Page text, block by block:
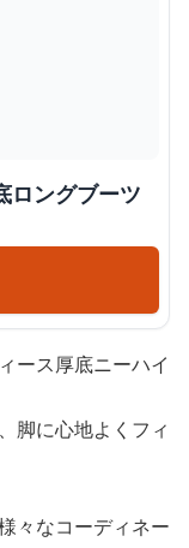
ングブーツ
ース厚底ニーハイ
脚に心地よくフィ
々なコーディネー